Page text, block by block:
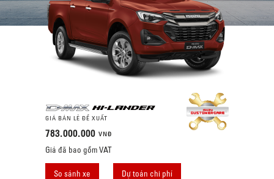
GIÁ BÁN LẺ ĐỀ XUẤT
783.000.000 VNĐ
Giá đã bao gồm VAT
So sánh xe Dự toán chi phí